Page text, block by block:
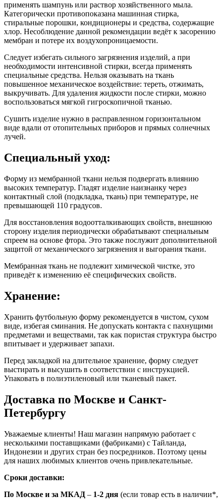
применять шампунь или раствор хозяйственного мыла.
Категорически противопоказана машинная стирка,
стиральные порошки, кондиционеры и средства, содержащие
хлор. Несоблюдение данной рекомендации ведёт к засорению
мембран и потере их воздухопроницаемости.
Следует избегать сильного загрязнения изделий, а при
необходимости интенсивной стирки, всегда применять
специальные средства. Нельзя оказывать на ткань
повышенное механическое воздействие: тереть, отжимать,
выкручивать. Для удаления жидкости после стирки, можно
воспользоваться мягкой гигроскопичной тканью.
Сушить изделие нужно в расправленном горизонтальном
виде вдали от отопительных приборов и прямых солнечных
лучей.
Специальный уход:
Форму из мембранной ткани нельзя подвергать влиянию
высоких температур. Гладят изделие наизнанку через
контактный слой (подкладка, ткань) при температуре, не
превышающей 110 градусов.
Для восстановления водоотталкивающих свойств, внешнюю
сторону изделия периодически обрабатывают специальным
спреем на основе фтора. Это также послужит дополнительной
защитой от механического загрязнения и выгорания ткани.
Мембранная ткань не подлежит химической чистке, это
приведёт к изменению её специфических свойств.
Хранение:
Хранить футбольную форму рекомендуется в чистом, сухом
виде, избегая сминания. Не допускать контакта с пахнущими
предметами и веществами, так как пористая структура быстро
впитывает и удерживает запахи.
Перед закладкой на длительное хранение, форму следует
выстирать и высушить в соответствии с инструкцией.
Упаковать в полиэтиленовый или тканевый пакет.
Доставка по Москве и Санкт-
Петербургу
Уважаемые клиенты! Наш магазин напрямую работает с
несколькими поставщиками (фабриками) с Тайланда,
Индонезии и других стран без посредников. Поэтому цены
для наших любимых клиентов очень привлекательные.
Сроки доставки:
По Москве и за МКАД – 1-2 дня (если товар есть в наличии*,